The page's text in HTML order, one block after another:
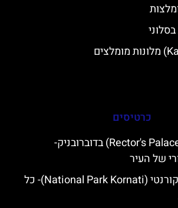
כרטיסים
ארמון הרקטור (Rector's Palace) בדוברובניק-
של העיר
הפארק הלאומי קורנטי (National Park Kornati)- כל